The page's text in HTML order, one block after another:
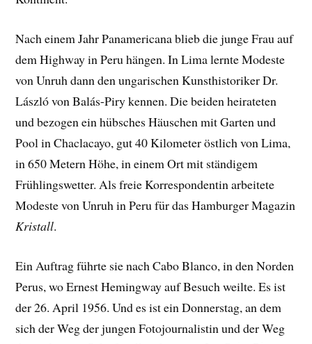
Nach einem Jahr Panamericana blieb die junge Frau auf
dem Highway in Peru hängen. In Lima lernte Modeste
von Unruh dann den ungarischen Kunsthistoriker Dr.
László von Balás-Piry kennen. Die beiden heirateten
und bezogen ein hübsches Häuschen mit Garten und
Pool in Chaclacayo, gut 40 Kilometer östlich von Lima,
in 650 Metern Höhe, in einem Ort mit ständigem
Frühlingswetter. Als freie Korrespondentin arbeitete
Modeste von Unruh in Peru für das Hamburger Magazin
Kristall.
Ein Auftrag führte sie nach Cabo Blanco, in den Norden
Perus, wo Ernest Hemingway auf Besuch weilte. Es ist
der 26. April 1956. Und es ist ein Donnerstag, an dem
sich der Weg der jungen Fotojournalistin und der Weg